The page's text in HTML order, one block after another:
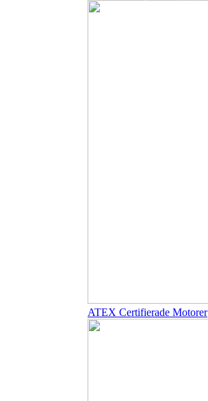
ATEX Certifierade Motorer